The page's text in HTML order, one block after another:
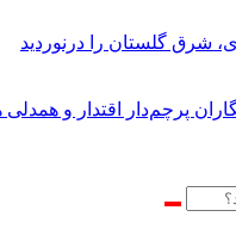
شرق گلستان را درنوردید
پرچم‌دار اقتدار و